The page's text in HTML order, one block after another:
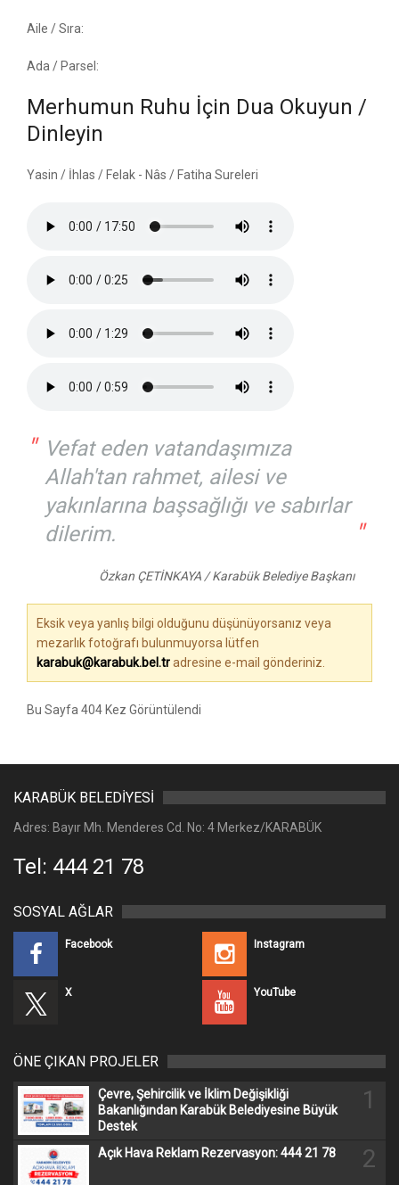
Aile / Sıra:
Ada / Parsel:
Merhumun Ruhu İçin Dua Okuyun /
Dinleyin
Yasin / İhlas / Felak - Nâs / Fatiha Sureleri
" Vefat eden vatandaşımıza
Allah'tan rahmet, ailesi ve
yakınlarına başsağlığı ve sabırlar
dilerim.
"
Özkan ÇETİNKAYA / Karabük Belediye Başkanı
Eksik veya yanlış bilgi olduğunu düşünüyorsanız veya
mezarlık fotoğrafı bulunmuyorsa lütfen
karabuk@karabuk.bel.tradresine e-mail gönderiniz.
Bu Sayfa 404 Kez Görüntülendi
KARABÜK BELEDİYESİ
Adres: Bayır Mh. Menderes Cd. No: 4 Merkez/KARABÜK
Tel: 444 21 78
SOSYAL AĞLAR
Facebook Instagram
X YouTube
ÖNE ÇIKAN PROJELER
Çevre, Şehircilik ve İklim Değişikliği
Bakanlığından Karabük Belediyesine Büyük
Destek
1
Açık Hava Reklam Rezervasyon: 444 21 78 2